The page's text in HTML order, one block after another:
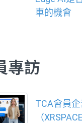
車的機會
專訪
TCA會員
（XRSPACE